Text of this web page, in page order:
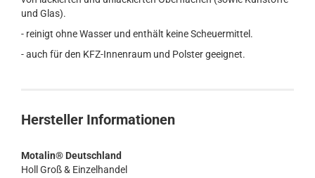
und Glas).
- reinigt ohne Wasser und enthält keine Scheuermittel.
- auch für den KFZ-Innenraum und Polster geeignet.
Hersteller Informationen
Motalin® Deutschland
Holl Groß & Einzelhandel